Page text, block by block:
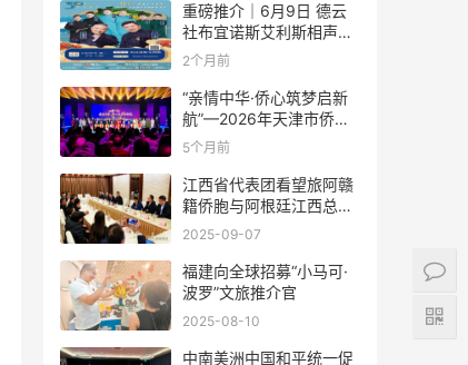
重磅推介｜6月9日 德云
社布宜诺斯艾利斯相声专
场！国风曲艺邂逅南美风
结！
2个月前
“亲情中华·侨心筑梦启新
航”—2026年天津市侨界
新春联谊活动成功举办
5个月前
江西省代表团看望旅阿赣
籍侨胞与阿根廷江西总商
会座谈
2025-09-07
福建向全球招募“小马可·
波罗”文旅推介官
2025-08-10
中南美洲中国和平统一促